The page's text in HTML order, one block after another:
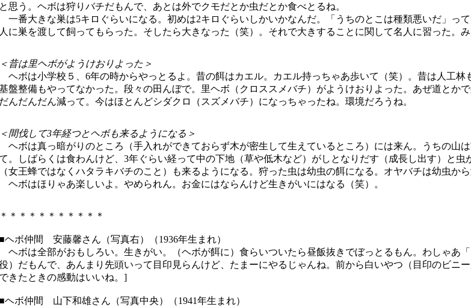
思う。ヘボは狩りバチだもんで、あとは外でクモだとか虫だとか食べとるね。
番大きな巣は5キロぐらいになる。初めは2キロぐらいしかいかなんだ。「うちのとこは種類悪いだ」っ
に巣を渡して飼ってもらった。そしたら大きなった（笑）。それで大きすることに関して名人に習った。み
昔は里ヘボがようけおりよった＞
ボは小学校５、6年の時からやっとるよ。昔の餌はカエル。カエル持っちゃあ歩いて（笑）。昔は人工林
盤整備もやってなかった。段々の田んぼで。里ヘボ（クロススメバチ）がようけおりよった。あぜ道とか
んだんだん減って。今はほとんどシダクロ（スズメバチ）になっちゃったね。環境だろうね。
間伐して3年経つとヘボも来るようになる＞
ボは真っ暗がりのところ（手入れができておらず木が密生して生えているところ）には来ん。うちの山
。しばらくは食わんけど、3年ぐらい経って中の下地（草や低木など）がしとなりだす（成長し出す）と虫
女王蜂ではなくハタラキバチのこと）も来るようになる。狩った虫は幼虫の餌になる。オヤバチは幼虫から
ボはほりゃあ楽しいよ。やめられん。お金にはならんけど生きがいにはなる（笑）。
＊＊＊＊＊＊＊＊＊＊
ヘボ仲間 安藤馨さん（写真右）（1936年生まれ）
ボは全部がおもしろい。生きがい。（ヘボが餌に）食らいついたら昼飯抜きでぼっとるもん。わしゃあ
）だもんで、あんまり先頭いって目印見らんけど、たまーにやるじゃんね。前から白いやつ（目印のビニ
きたときの感動はいいね。]
ヘボ仲間 山下和雄さん（写真中央）（1941年生まれ）